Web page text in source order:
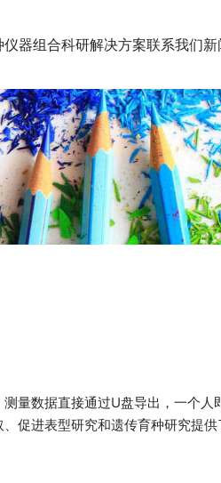
仪器组合科研解决方案联系我们
量数据直接通过U盘导出，一个人
促进表型研究和遗传育种研究提供